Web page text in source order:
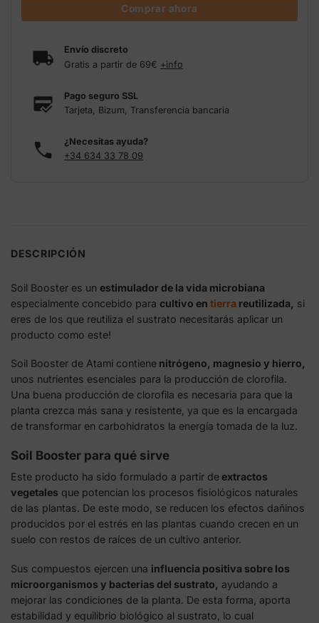
Comprar ahora
Envío discreto
Gratis a partir de 69€ +info
Pago seguro SSL
Tarjeta, Bizum, Transferencia bancaria
¿Necesitas ayuda?
+34 634 33 78 09
DESCRIPCIÓN
Soil Booster es un estimulador de la vida microbiana
especialmente concebido para cultivo en tierra reutilizada,
si
eres de los que reutiliza el sustrato necesitarás aplicar un
producto como este!
Soil Booster de Atami contiene nitrógeno, magnesio y hierro,
unos nutrientes esenciales para la producción de clorofila.
Una buena producción de clorofila es necesaria para que la
planta crezca más sana y resistente, ya que es la encargada
de transformar en carbohidratos la energía tomada de la luz.
Soil Booster para qué sirve
Este producto ha sido formulado a partir deextractos
vegetales que potencian los procesos fisiológicos naturales
de las plantas. De este modo, se reducen los efectos dañinos
producidos por el estrés en las plantas cuando crecen en un
suelo con restos de raíces de un cultivo anterior.
Sus compuestos ejercen una influencia positiva sobre los
microorganismos y bacterias del sustrato,
ayudando a
mejorar las condiciones de la planta. De esta forma, aporta
estabilidad y equilibrio biológico al sustrato, lo cual